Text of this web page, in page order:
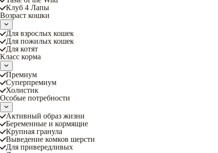
Клуб 4 Лапы
Возраст кошки
Для взрослых кошек
Для пожилых кошек
Для котят
Класс корма
Премиум
Суперпремиум
Холистик
Особые потребности
Активный образ жизни
Беременные и кормящие
Крупная гранула
Выведение комков шерсти
Для привередливых